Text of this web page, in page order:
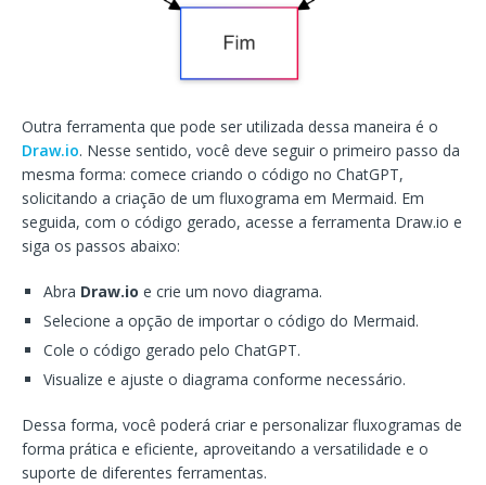
Outra ferramenta que pode ser utilizada dessa maneira é o
Draw.io. Nesse sentido, você deve seguir o primeiro passo da
mesma forma: comece criando o código no ChatGPT,
solicitando a criação de um fluxograma em Mermaid. Em
seguida, com o código gerado, acesse a ferramenta Draw.io e
siga os passos abaixo:
Abra Draw.io e crie um novo diagrama.
Selecione a opção de importar o código do Mermaid.
Cole o código gerado pelo ChatGPT.
Visualize e ajuste o diagrama conforme necessário.
Dessa forma, você poderá criar e personalizar fluxogramas de
forma prática e eficiente, aproveitando a versatilidade e o
suporte de diferentes ferramentas.